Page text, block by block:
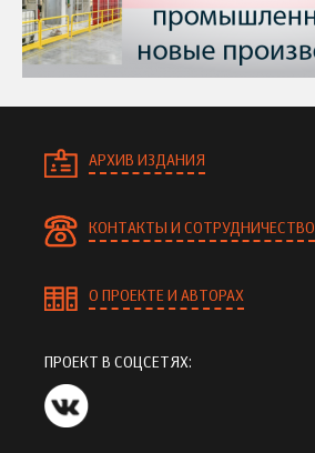
АРХИВ ИЗДАНИЯ
КОНТАКТЫ И СОТРУДНИЧЕСТВО
О ПРОЕКТЕ И АВТОРАХ
ПРОЕКТ В СОЦСЕТЯХ: